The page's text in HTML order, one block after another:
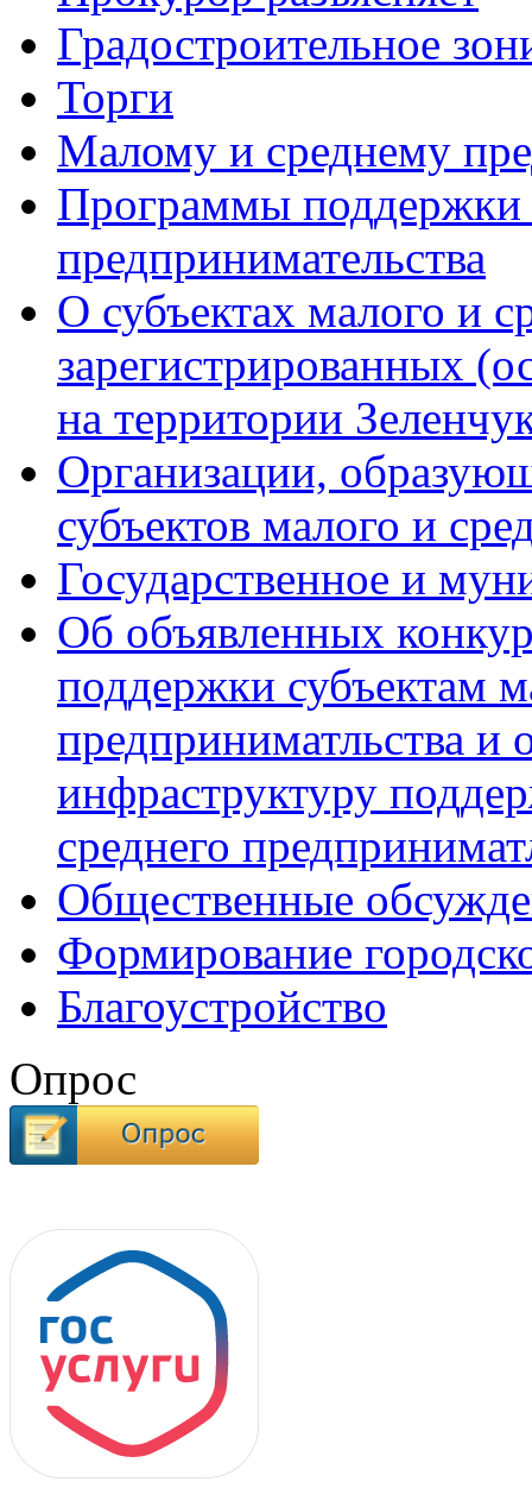
Градостроительное
Торги
Малому и среднему
Программы поддержки
предпринимательства
О субъектах малого и
зарегистрированных
на территории
Организации,
субъектов малого и
Государственное и
Об объявленных
поддержки субъектам
предприниматльства
инфраструктуру
среднего
Общественные
Формирование
Благоустройство
Опрос